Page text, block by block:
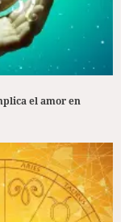
el amor en